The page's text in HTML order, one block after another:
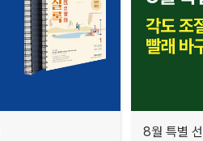
8월 특별